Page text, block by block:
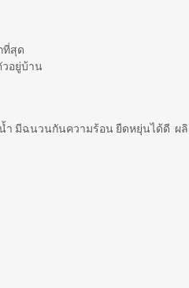
ที่สุด
วอยู่บ้าน
ำ มีฉนวนกันความร้อน ยืดหยุ่นได้ดี ผ